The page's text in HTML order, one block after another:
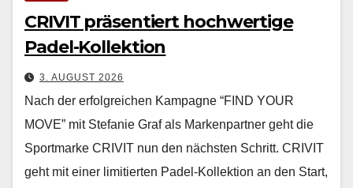
CRIVIT präsentiert hochwertige
Padel-Kollektion
3. AUGUST 2026
Nach der erfol­gre­ichen Kam­pagne “FIND YOUR
MOVE” mit Ste­fanie Graf als Marken­part­ner geht die
Sport­marke CRIVIT nun den näch­sten Schritt. CRIVIT
geht mit ein­er lim­i­tierten Padel-Kollek­tion an den Start,